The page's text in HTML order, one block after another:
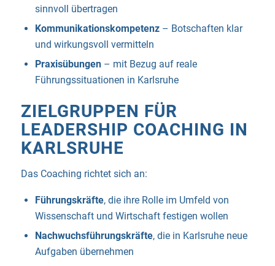
sinnvoll übertragen
Kommunikationskompetenz– Botschaften klar
und wirkungsvoll vermitteln
Praxisübungen– mit Bezug auf reale
Führungssituationen in Karlsruhe
ZIELGRUPPEN FÜR
LEADERSHIP COACHING IN
KARLSRUHE
Das Coaching richtet sich an:
Führungskräfte, die ihre Rolle im Umfeld von
Wissenschaft und Wirtschaft festigen wollen
Nachwuchsführungskräfte, die in Karlsruhe neue
Aufgaben übernehmen